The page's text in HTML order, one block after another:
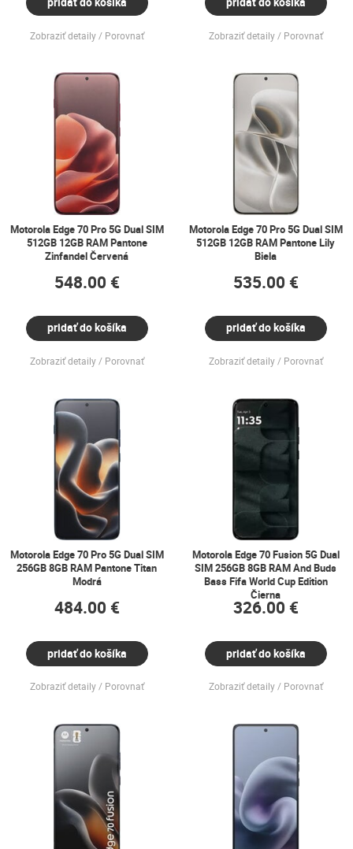
Zobraziť detaily Porovnať Zobraziť detaily Porovnať
Motorola Edge 70 Pro 5G Dual SIM
512GB 12GB RAM Pantone
Zinfandel Červená
548.00 €
pridať do košíka
Zobraziť detaily Porovnať
Motorola Edge 70 Pro 5G Dual SIM
512GB 12GB RAM Pantone Lily
Biela
535.00 €
pridať do košíka
Zobraziť detaily Porovnať
Motorola Edge 70 Pro 5G Dual SIM
256GB 8GB RAM Pantone Titan
Modrá
484.00 €
pridať do košíka
Zobraziť detaily Porovnať
Motorola Edge 70 Fusion 5G Dual
SIM 256GB 8GB RAM And Buds
Bass Fifa World Cup Edition
Čierna
326.00 €
pridať do košíka
Zobraziť detaily Porovnať